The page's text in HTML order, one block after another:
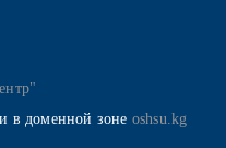
в доменной зоне oshsu.kg